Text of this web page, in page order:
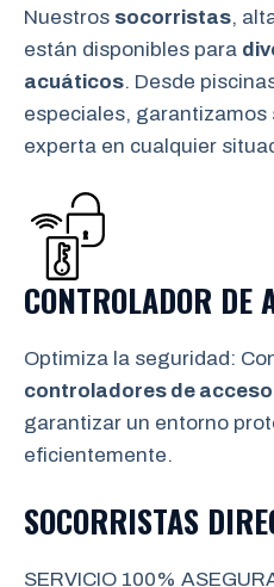
Nuestros socorristas,
están disponibles para
acuáticos. Desde
especiales,
experta en cualquier
CONTROLADOR DE
Optimiza la seguridad:
controladores de
garantizar un entorno
eficientemente.
SOCORRISTAS
SERVICIO 100%